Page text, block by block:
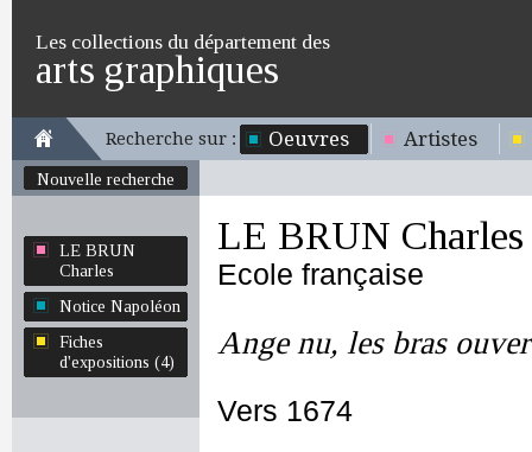
Les collections du département des
arts graphiques
Recherche sur : Oeuvres Artistes
Nouvelle recherche
LE BRUN
Charles
Notice Napoléon
Fiches
d'expositions (4)
LE BRUN Charles
Ecole française
Ange nu, les bras
Vers 1674